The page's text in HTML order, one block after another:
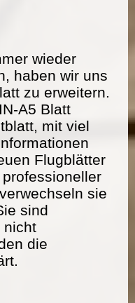
wieder
haben wir uns
zu erweitern.
A5 Blatt
mit viel
Flugblätter
sie
sind
nicht
die